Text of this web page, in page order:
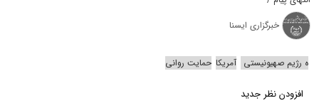
خبرگزاری ایسنا
ه رژیم صهیونیستی آمریکا حمایت روانی
افزودن نظر جدید